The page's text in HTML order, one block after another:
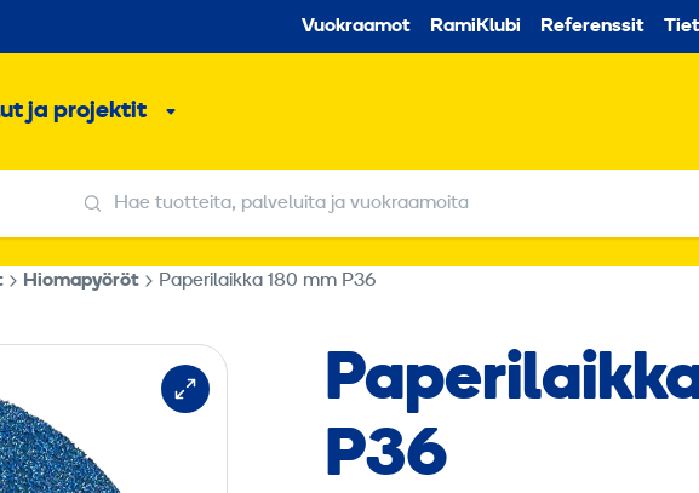
Toissijainen
Vuokraamot RamiKlubi Referenssit
ja projektit Alavalikko
Hae tuotteita, palveluita ja vuokraamoita
Hae tuotteita, palveluita ja vuokraamoita
Hiomapyöröt Paperilaikka 180 mm P36
P36